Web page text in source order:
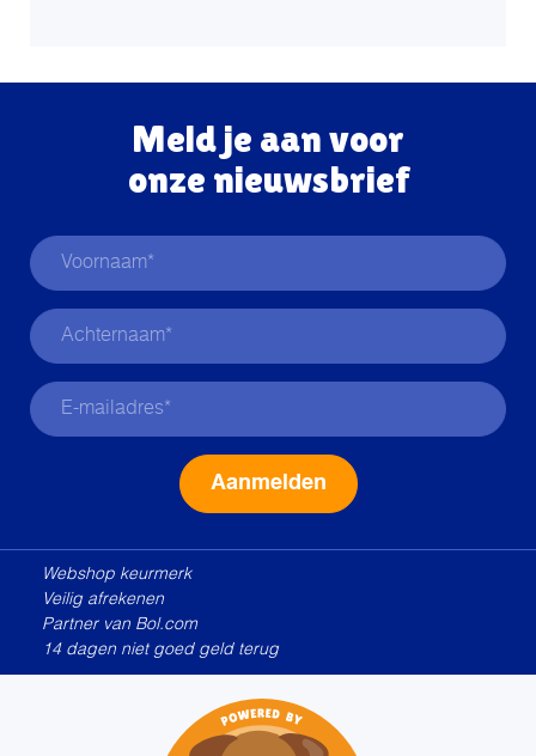
Meld je aan voor
onze nieuwsbrief
Webshop keurmerk
Veilig afrekenen
Partner van Bol.com
14 dagen niet goed geld terug